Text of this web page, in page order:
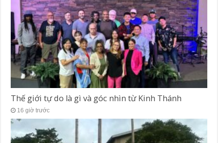
Thế giới tự do là gì và góc nhìn từ Kinh Thánh
16 giờ trước